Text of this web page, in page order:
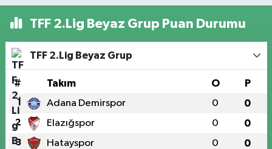
İstihdam
Hedefleniyor
TFF 2.Lig Beyaz Grup Puan Durumu
TFF 2.Lig Beyaz Grup
# Takım O P
1 Adana Demirspor 0 0
2 Elazığspor 0 0
3 Hatayspor 0 0